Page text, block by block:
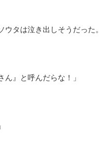
ウタは泣き出しそうだった。
ん』と呼んだらな！」